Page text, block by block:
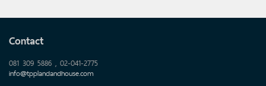
Contact
081 309 5886 , 02-041-2775
info@tpplandandhouse.com